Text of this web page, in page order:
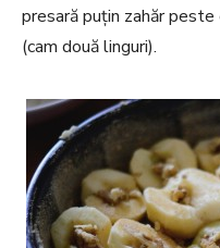
presară puțin zahăr
(cam două linguri).